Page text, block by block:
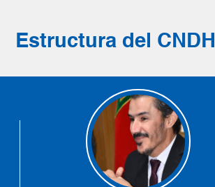
Estructura del CNDH